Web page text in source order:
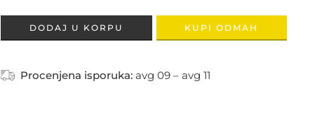
DODAJ U KORPU KUPI ODMAH
Procenjena isporuka: avg 09 – avg 11